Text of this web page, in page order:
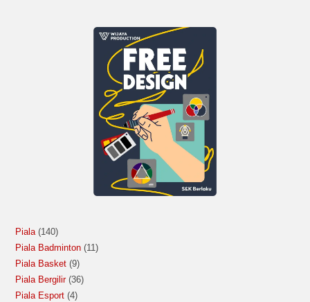
Piala 140
Piala Badminton 11
Piala Basket 9
Piala Bergilir 36
Piala Esport 4